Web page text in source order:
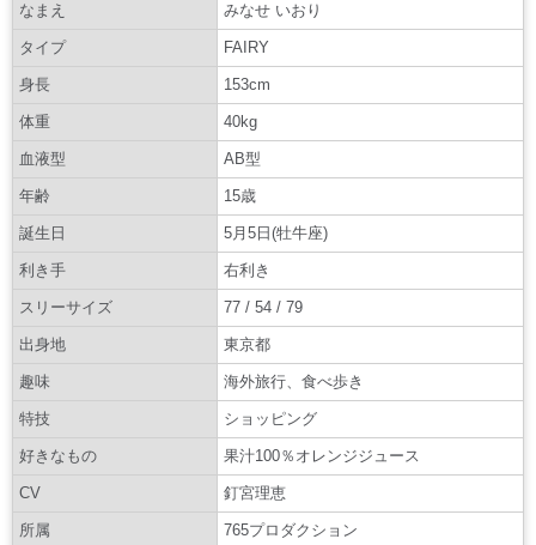
なまえ みなせ いおり
タイプ FAIRY
身長 153cm
体重 40kg
血液型 AB型
年齢 15歳
誕生日 5月5日(牡牛座)
利き手 右利き
スリーサイズ 77 / 54 / 79
出身地 東京都
趣味 海外旅行、食べ歩き
特技 ショッピング
好きなもの 果汁100％オレンジジュース
CV 釘宮理恵
所属 765プロダクション